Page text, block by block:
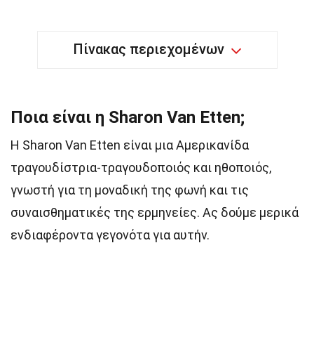
Πίνακας περιεχομένων
Ποια είναι η Sharon Van Etten;
Η Sharon Van Etten είναι μια Αμερικανίδα
τραγουδίστρια-τραγουδοποιός και ηθοποιός,
γνωστή για τη μοναδική της φωνή και τις
συναισθηματικές της ερμηνείες. Ας δούμε μερικά
ενδιαφέροντα γεγονότα για αυτήν.